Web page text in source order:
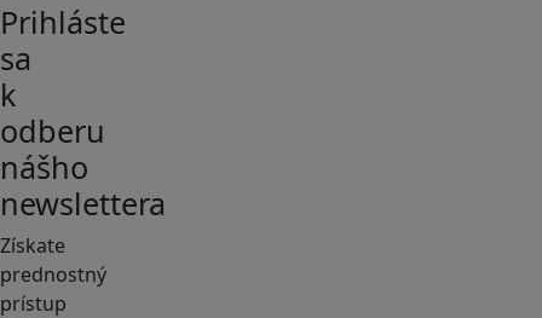
Prihláste
sa
k
odberu
nášho
newslettera
Získate
prednostný
prístup